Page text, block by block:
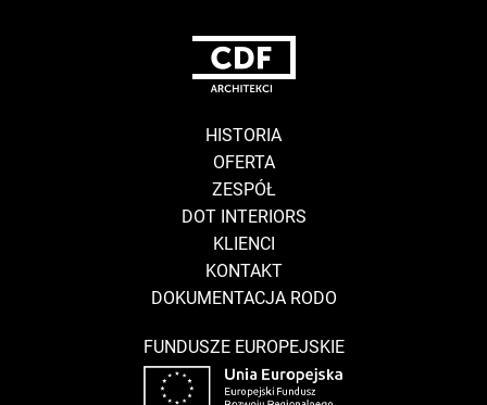
HISTORIA
OFERTA
ZESPÓŁ
DOT INTERIORS
KLIENCI
KONTAKT
DOKUMENTACJA RODO
FUNDUSZE EUROPEJSKIE